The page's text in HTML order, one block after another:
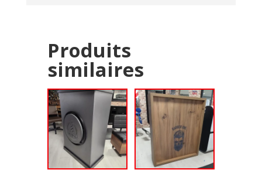
Produits
similaires